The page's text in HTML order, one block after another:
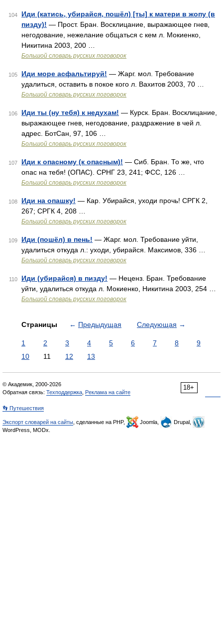
104
Иди (катись, убирайся, пошёл) [ты] к матери в жопу (в
пизду)! — Прост. Бран. Восклицание, выражающее гнев,
негодование, нежелание общаться с кем л. Мокиенко,
Никитина 2003, 200 …
Большой словарь русских поговорок
105 Иди море асфальтируй! — Жарг. мол. Требование
удалиться, оставить в покое кого л. Вахитов 2003, 70 …
Большой словарь русских поговорок
106 Иди ты (ну тебя) к недухам! — Курск. Бран. Восклицание,
выражающее гнев, негодование, раздражение в чей л.
адрес. БотСан, 97, 106 …
Большой словарь русских поговорок
107 Иди к опасному (к опасным)! — Сиб. Бран. То же, что
опас на тебя! (ОПАС). СРНГ 23, 241; ФСС, 126 …
Большой словарь русских поговорок
108 Иди на опашку! — Кар. Убирайся, уходи прочь! СРГК 2,
267; СРГК 4, 208 …
Большой словарь русских поговорок
109 Иди (пошёл) в пень! — Жарг. мол. Требование уйти,
удалиться откуда л.: уходи, убирайся. Максимов, 336 …
Большой словарь русских поговорок
110 Иди (убирайся) в пизду! — Неценз. Бран. Требование
уйти, удалиться откуда л. Мокиенко, Никитина 2003, 254 …
Большой словарь русских поговорок
Страницы ← Предыдущая Следующая →
1 2 3 4 5 6 7 8
9
10
11 12 13
18+
© Академик, 2000-2026
Обратная связь: Техподдержка Реклама на сайте
👣 Путешествия
Экспорт словарей на сайты , сделанные на PHP, Joomla,
Drupal,
WordPress, MODx.